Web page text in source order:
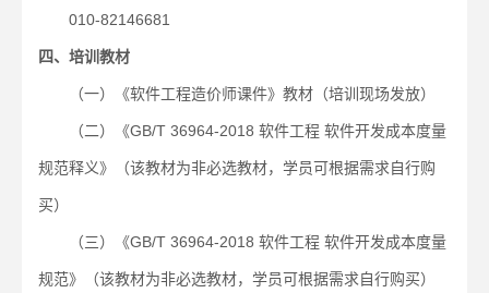
010-82146681
四、培训教材
（一）《软件工程造价师课件》教材（培训现场发放）
（二）《GB/T 36964-2018 软件工程 软件开发成本度量
规范释义》（该教材为非必选教材，学员可根据需求自行购
买）
（三）《GB/T 36964-2018 软件工程 软件开发成本度量
规范》（该教材为非必选教材，学员可根据需求自行购买）